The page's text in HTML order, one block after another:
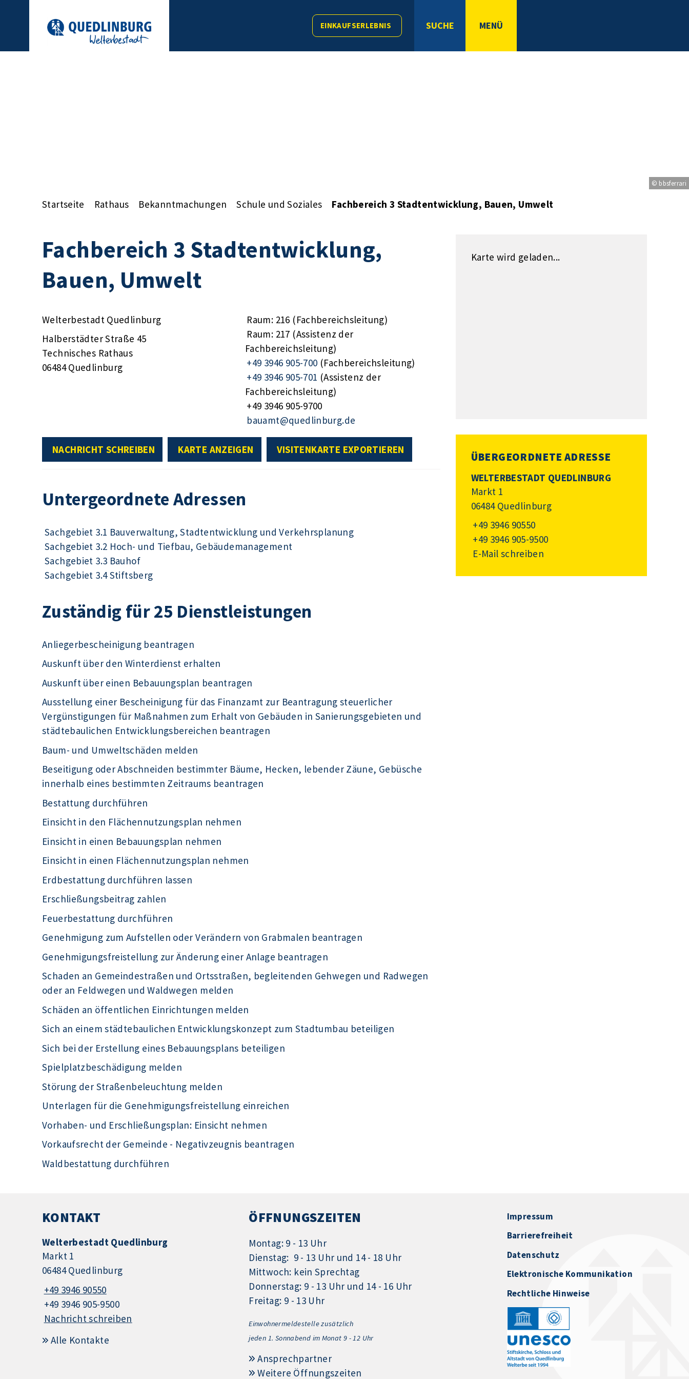
EINKAUFSERLEBNIS SUCHE MENÜ
© bbsferrari
Startseite Rathaus Bekanntmachungen Schule und Soziales Fachbereich 3 Stadtentwicklung, Bauen, Umwelt
Fachbereich 3 Stadtentwicklung,
Bauen, Umwelt
Welterbestadt Quedlinburg
Halberstädter Straße 45
Technisches Rathaus
06484 Quedlinburg
Raum: 216 (Fachbereichsleitung)
Raum: 217 (Assistenz der
Fachbereichsleitung)
+49 3946 905-700 (Fachbereichsleitung)
+49 3946 905-701 (Assistenz der
Fachbereichsleitung)
+49 3946 905-9700
bauamt@quedlinburg.de
NACHRICHT SCHREIBEN KARTE ANZEIGEN VISITENKARTE EXPORTIEREN
Untergeordnete Adressen
Sachgebiet 3.1 Bauverwaltung, Stadtentwicklung und Verkehrsplanung
Sachgebiet 3.2 Hoch- und Tiefbau, Gebäudemanagement
Sachgebiet 3.3 Bauhof
Sachgebiet 3.4 Stiftsberg
Zuständig für 25 Dienstleistungen
Anliegerbescheinigung beantragen
Auskunft über den Winterdienst erhalten
Auskunft über einen Bebauungsplan beantragen
Ausstellung einer Bescheinigung für das Finanzamt zur Beantragung steuerlicher
Vergünstigungen für Maßnahmen zum Erhalt von Gebäuden in Sanierungsgebieten und
städtebaulichen Entwicklungsbereichen beantragen
Baum- und Umweltschäden melden
Beseitigung oder Abschneiden bestimmter Bäume, Hecken, lebender Zäune, Gebüsche
innerhalb eines bestimmten Zeitraums beantragen
Bestattung durchführen
Einsicht in den Flächennutzungsplan nehmen
Einsicht in einen Bebauungsplan nehmen
Einsicht in einen Flächennutzungsplan nehmen
Erdbestattung durchführen lassen
Erschließungsbeitrag zahlen
Feuerbestattung durchführen
Genehmigung zum Aufstellen oder Verändern von Grabmalen beantragen
Genehmigungsfreistellung zur Änderung einer Anlage beantragen
Schaden an Gemeindestraßen und Ortsstraßen, begleitenden Gehwegen und Radwegen
oder an Feldwegen und Waldwegen melden
Schäden an öffentlichen Einrichtungen melden
Sich an einem städtebaulichen Entwicklungskonzept zum Stadtumbau beteiligen
Sich bei der Erstellung eines Bebauungsplans beteiligen
Spielplatzbeschädigung melden
Störung der Straßenbeleuchtung melden
Unterlagen für die Genehmigungsfreistellung einreichen
Vorhaben- und Erschließungsplan: Einsicht nehmen
Vorkaufsrecht der Gemeinde - Negativzeugnis beantragen
Waldbestattung durchführen
Karte wird geladen...
ÜBERGEORDNETE ADRESSE
WELTERBESTADT QUEDLINBURG
Markt 1
06484 Quedlinburg
+49 3946 90550
+49 3946 905-9500
E-Mail schreiben
KONTAKT
Welterbestadt Quedlinburg
Markt 1
06484 Quedlinburg
+49 3946 90550
+49 3946 905-9500
Nachricht schreiben
Alle Kontakte
ÖFFNUNGSZEITEN
Montag: 9 - 13 Uhr
Dienstag: 9 - 13 Uhr und 14 - 18 Uhr
Mittwoch: kein Sprechtag
Donnerstag: 9 - 13 Uhr und 14 - 16 Uhr
Freitag: 9 - 13 Uhr
Einwohnermeldestelle zusätzlich
jeden 1. Sonnabend im Monat 9 - 12 Uhr
Ansprechpartner
Weitere Öffnungszeiten
Impressum
Barrierefreiheit
Datenschutz
Elektronische Kommunikation
Rechtliche Hinweise